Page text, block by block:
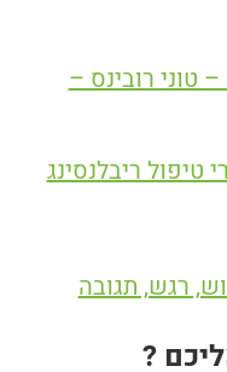
– טוני רובינס –
טיפול ריבלנסינג
רגש, תגובה
?